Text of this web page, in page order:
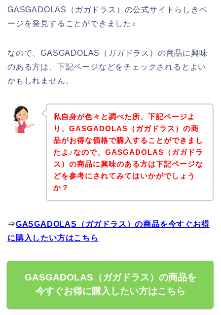
GASGADOLAS（ガガドラス）の公式サイトらしきペ
ージを発見することができました♪
なので、GASGADOLAS（ガガドラス）の商品に興味
のある方は、下記ページなどをチェックされるとよい
かもしれません。
私自身が色々と調べた所、下記ページよ
り、GASGADOLAS（ガガドラス）の商
品がお得な価格で購入することができまし
たよ♪なので、GASGADOLAS（ガガドラ
ス）の商品に興味のある方は下記ページな
どを参考にされてみてはいかがでしょう
か？
⇒GASGADOLAS（ガガドラス）の商品を今すぐお得
に購入したい方はこちら
GASGADOLAS（ガガドラス）の商品を
今すぐお得に購入したい方はこちら